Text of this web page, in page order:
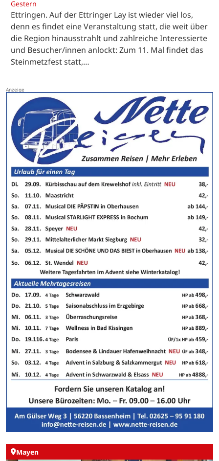
Gestern
Ettringen. Auf der Ettringer Lay ist wieder viel los,
denn es findet eine Veranstaltung statt, die weit über
die Region hinausstrahlt und zahlreiche Interessierte
und Besucher/innen anlockt: Zum 11. Mal findet das
Steinmetzfest statt,…
Mayen